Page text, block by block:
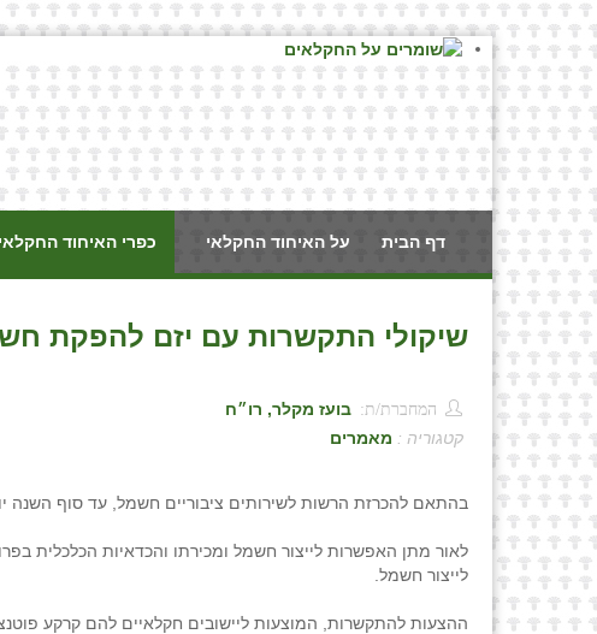
דף הבית על האיחוד החקלאי כפרי האיחוד החקלאי
שיקולי התקשרות עם יזם להפקת
המחברת/ת: בועז מקלר, רו״ח
קטגוריה : מאמרים
בהתאם להכרזת הרשות לשירותים ציבוריים חשמל, עד סוף השנה יותקנו
לאור מתן האפשרות לייצור חשמל ומכירתו והכדאיות הכלכלית
לייצור חשמל.
ההצעות להתקשרות, המוצעות ליישובים חקלאיים להם קרקע